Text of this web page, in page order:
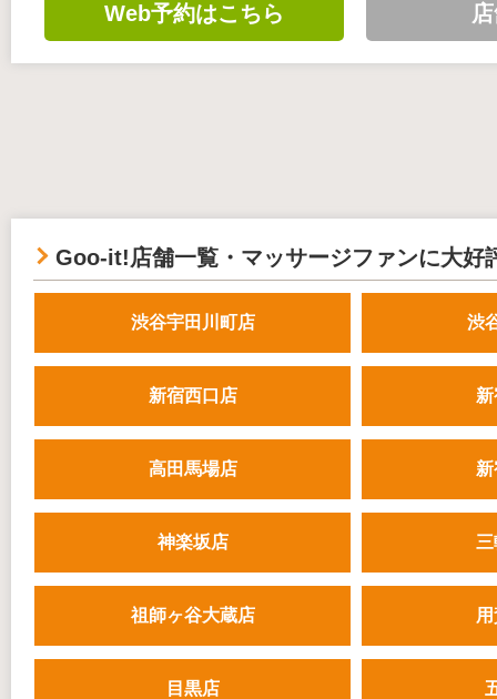
Web予約はこちら
Goo-it!店舗一覧・マッサージファンに大好
渋谷宇田川町店 渋
新宿西口店
高田馬場店
神楽坂店
祖師ヶ谷大蔵店
目黒店